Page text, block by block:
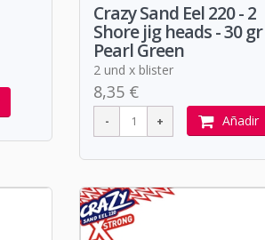
Crazy Sand Eel 220 - 2
Shore jig heads - 30
Pearl Green
2 und x blister
8,35 €
Añadir